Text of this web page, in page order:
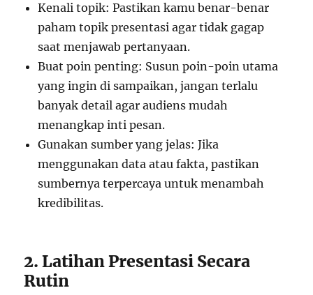
Kenali topik: Pastikan kamu benar-benar
paham topik presentasi agar tidak gagap
saat menjawab pertanyaan.
Buat poin penting: Susun poin-poin utama
yang ingin di sampaikan, jangan terlalu
banyak detail agar audiens mudah
menangkap inti pesan.
Gunakan sumber yang jelas: Jika
menggunakan data atau fakta, pastikan
sumbernya terpercaya untuk menambah
kredibilitas.
2. Latihan Presentasi Secara
Rutin